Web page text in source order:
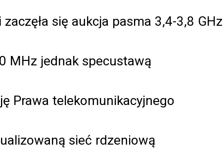
się aukcja pasma 3,4-3,8 GHz
MHz jednak specustawą
Prawa telekomunikacyjnego
sieć rdzeniową